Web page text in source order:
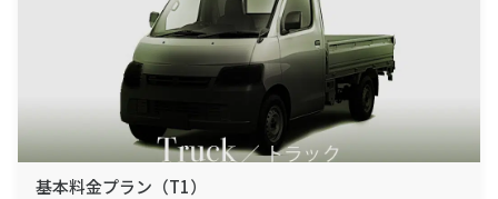
基本料金プラン（T1）